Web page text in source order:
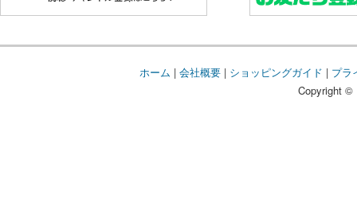
ホーム | 会社概要| ショッピングガイド | プラ
Copyright ©